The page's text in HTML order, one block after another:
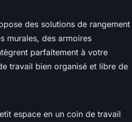
des solutions de rangement
murales, des armoires
parfaitement à votre
travail bien organisé et libre de
espace en un coin de travail